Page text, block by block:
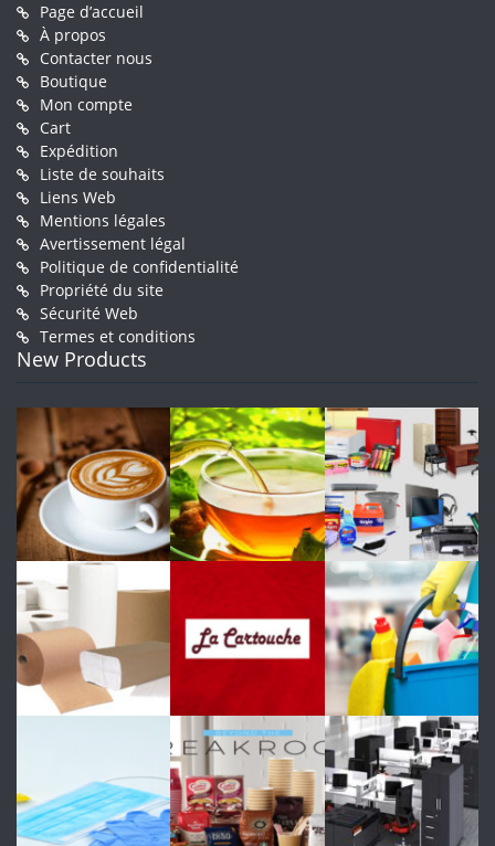
Page d’accueil
À propos
Contacter nous
Boutique
Mon compte
Cart
Expédition
Liste de souhaits
Liens Web
Mentions légales
Avertissement légal
Politique de confidentialité
Propriété du site
Sécurité Web
Termes et conditions
New Products